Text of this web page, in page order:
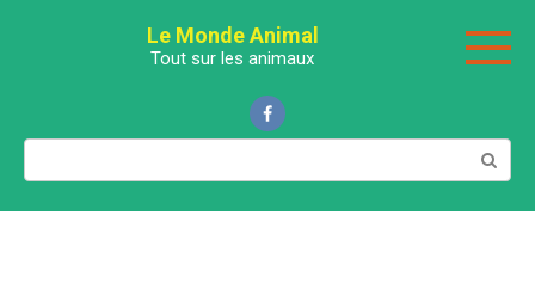
Le Monde Animal
Tout sur les animaux
Поиск: